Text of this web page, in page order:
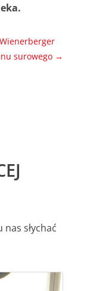
surowego →
słychać